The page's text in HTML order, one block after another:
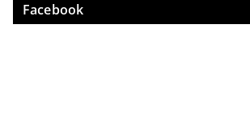
Facebook